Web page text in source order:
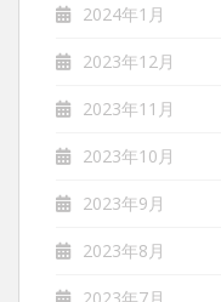
2024年1月
2023年12月
2023年11月
2023年10月
2023年9月
2023年8月